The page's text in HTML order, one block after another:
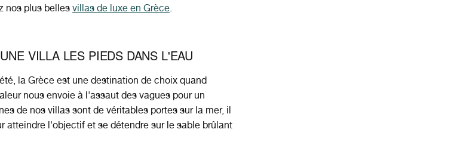
nos plus belles villas de luxe en Grèce.
VILLA LES PIEDS DANS L'EAU
la Grèce est une destination de choix quand
nous envoie à l'assaut des vagues pour un
de nos villas sont de véritables portes sur la mer, il
atteindre l'objectif et se détendre sur le sable brûlant